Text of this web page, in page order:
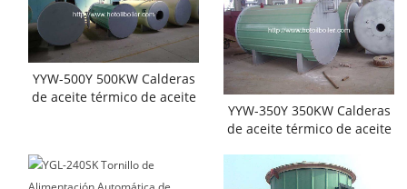
YYW-500Y 500KW Calderas
de aceite térmico de aceite
YYW-350Y 350KW Calderas
de aceite térmico de aceite